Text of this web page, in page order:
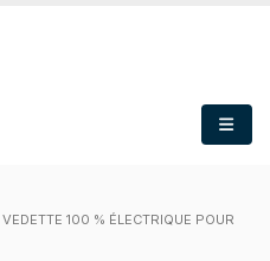
100 % ÉLECTRIQUE POUR